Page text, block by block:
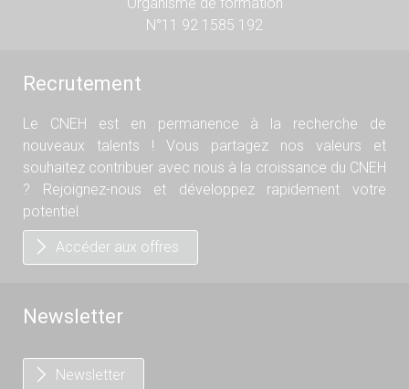
N°11 92 1585 192
Recrutement
Le CNEH est en permanence à la recherche de
nouveaux talents ! Vous partagez nos valeurs et
souhaitez contribuer avec nous à la croissance du CNEH
? Rejoignez-nous et développez rapidement votre
potentiel.
Accéder aux offres
Newsletter
Newsletter